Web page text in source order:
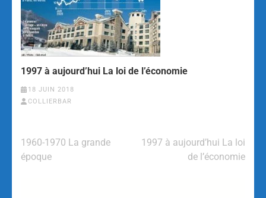
1997 à aujourd’hui La loi de l’économie
18 JUIN 2018
COLLIERBAR
1960-1970 La grande
époque
1997 à aujourd’hui La loi
de l’économie